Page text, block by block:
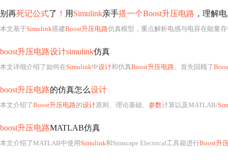
别再死记公式了 ！ 用 Simulink亲手搭一个Boost升压电路 ，理解
本文基于Simulink搭建Boost升压电路仿真模型，重点解析电感与电容在能量存储、电流平滑
boost升压电路设计simulink仿真
本文详细介绍了如何在Simulink中设计和仿真Boost升压电路。首先回顾了
boost升压电路的仿真怎么设计
本文介绍了Boost升压电路的设计原则、理论基础、 参数计算以及MATLAB/
boost升压电路MATLAB仿真
本文介绍了MATLAB中使用Simulink和Simscape Electrical工具箱进行Boost升